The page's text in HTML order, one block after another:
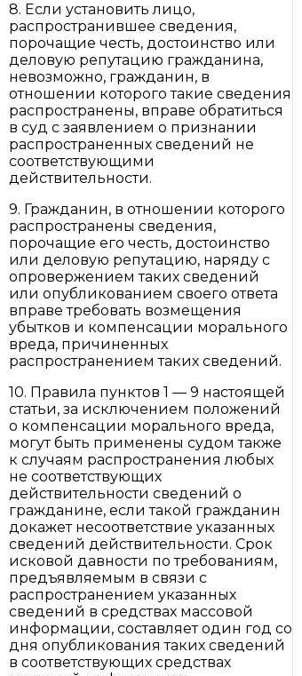
8. Если установить лицо,
распространившее сведения,
порочащие честь, достоинство или
деловую репутацию гражданина,
невозможно, гражданин, в
отношении которого такие сведения
распространены, вправе обратиться
в суд с заявлением о признании
распространенных сведений не
соответствующими
действительности.
9. Гражданин, в отношении которого
распространены сведения,
порочащие его честь, достоинство
или деловую репутацию, наряду с
опровержением таких сведений
или опубликованием своего ответа
вправе требовать возмещения
убытков и компенсации морального
вреда, причиненных
распространением таких сведений.
10. Правила пунктов 1 — 9 настоящей
статьи, за исключением положений
о компенсации морального вреда,
могут быть применены судом также
к случаям распространения любых
не соответствующих
действительности сведений о
гражданине, если такой гражданин
докажет несоответствие указанных
сведений действительности. Срок
исковой давности по требованиям,
предъявляемым в связи с
распространением указанных
сведений в средствах массовой
информации, составляет один год со
дня опубликования таких сведений
в соответствующих средствах